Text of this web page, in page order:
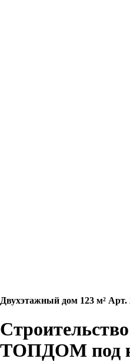
Двухэтажный дом 123 м² Арт.
ТОПДОМ под